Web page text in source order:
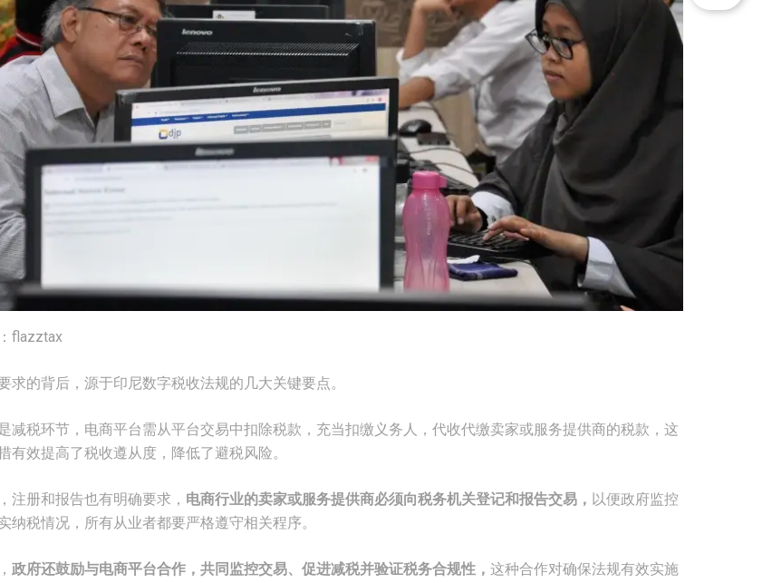
flazztax
求的背后，源于印尼数字税收法规的几大关键要点。
减税环节，电商平台需从平台交易中扣除税款，充当扣缴义务人，代收代缴卖家或服务提供商的税款，这
有效提高了税收遵从度，降低了避税风险。
注册和报告也有明确要求， 电商行业的卖家或服务提供商必须向税务机关登记和报告交易， 以便政府监控
纳税情况，所有从业者都要严格遵守相关程序。
政府还鼓励与电商平台合作，共同监控交易、促进减税并验证税务合规性， 这种合作对确保法规有效实施